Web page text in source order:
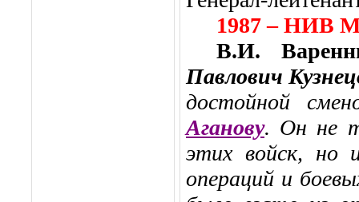
1987 – НИВ
В.И.
Павлович
достойной
Аганову. Он не
этих войск, но
операций и